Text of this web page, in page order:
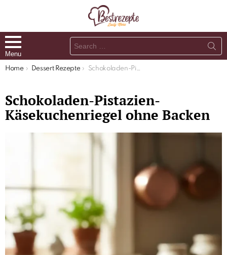
Menu
Search
for:
You are here:
Home Dessert Rezepte Schokoladen-Pistazien-Käsekuchenriegel ohne Backen
Schokoladen-Pistazien-
Käsekuchenriegel ohne Backen